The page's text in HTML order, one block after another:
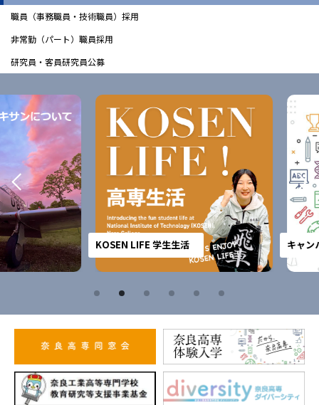
職員（事務職員・技術職員）採用
非常勤（パート）職員採用
研究員・客員研究員公募
KOSEN LIFE 学生生活 キャンパス